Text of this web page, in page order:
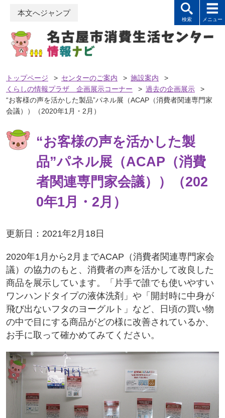
本文へジャンプ
トップページ > センターのご案内 > 施設案内
>
くらしの情報プラザ 企画展示コーナー
> 過去の企画展示
>
“お客様の声を活かした製品”パネル展（ACAP（消費者関連専門家
会議））（2020年1月・2月）
“お客様の声を活かした製
品”パネル展（ACAP（消費
者関連専門家会議））（202
0年1月・2月）
更新日：2021年2月18日
2020年1月から2月までACAP（消費者関連専門家会
議）の協力のもと、消費者の声を活かして改良した
商品を展示しています。「片手で誰でも使いやすい
ワンハンドタイプの液体洗剤」や「開封時に中身が
飛び出ないフタのヨーグルト」など、日頃の買い物
の中で目にする商品がどの様に改善されているか、
お手に取って確かめてみてください。